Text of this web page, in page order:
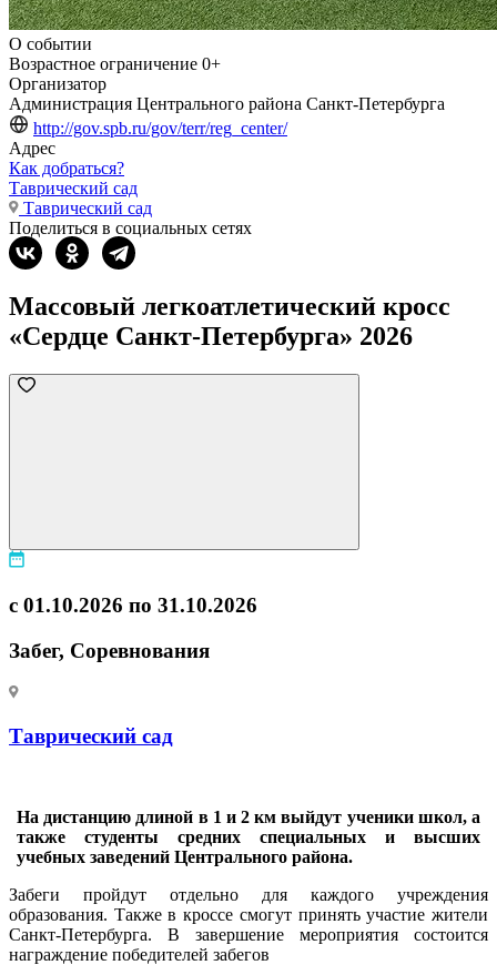
О событии
Возрастное ограничение 0+
Организатор
Администрация Центрального района Санкт-Петербурга
http://gov.spb.ru/gov/terr/reg_center/
Адрес
Как добраться?
Таврический сад
Таврический сад
Поделиться в социальных сетях
Массовый легкоатлетический кросс
«Сердце Санкт-Петербурга» 2026
с 01.10.2026 по 31.10.2026
Забег, Соревнования
Таврический сад
На дистанцию длиной в 1 и 2 км выйдут ученики школ, а
также студенты средних специальных и высших
учебных заведений Центрального района.
Забеги пройдут отдельно для каждого учреждения
образования. Также в кроссе смогут принять участие жители
Санкт-Петербурга. В завершение мероприятия состоится
награждение победителей забегов